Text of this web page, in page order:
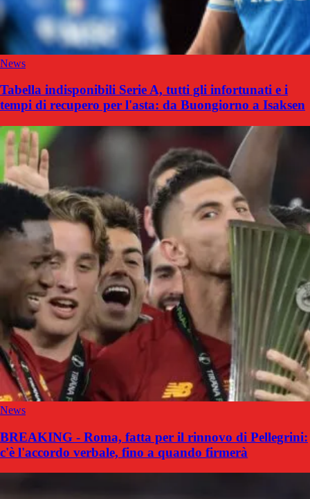
News
Tabella indisponibili Serie A, tutti gli infortunati e i
tempi di recupero per l'asta: da Buongiorno a Isaksen
News
BREAKING - Roma, fatta per il rinnovo di Pellegrini:
c'è l'accordo verbale, fino a quando firmerà